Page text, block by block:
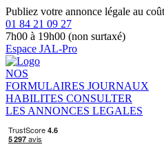
Publiez votre annonce légale au
01 84 21 09 27
7h00 à 19h00 (non surtaxé)
Espace JAL-Pro
NOS
FORMULAIRES JOURNAUX
HABILITES CONSULTER
LES ANNONCES LEGALES